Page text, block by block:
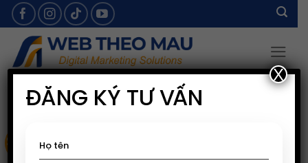
Skip
to
content
Sale!
ĐĂNG KÝ TƯ VẤN
X